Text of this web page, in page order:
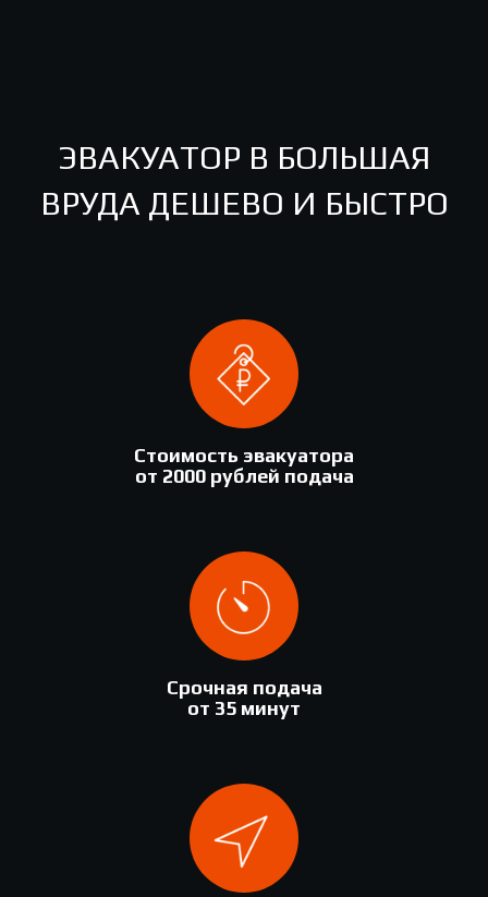
ЭВАКУАТОР В БОЛЬШАЯ
ВРУДА ДЕШЕВО И БЫСТРО
Стоимость эвакуатора
от 2000 рублей подача
Срочная подача
от 35 минут